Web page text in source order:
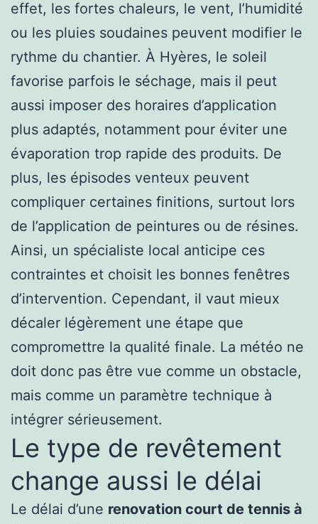
effet, les fortes chaleurs, le vent, l’humidité
ou les pluies soudaines peuvent modifier le
rythme du chantier. À Hyères, le soleil
favorise parfois le séchage, mais il peut
aussi imposer des horaires d’application
plus adaptés, notamment pour éviter une
évaporation trop rapide des produits. De
plus, les épisodes venteux peuvent
compliquer certaines finitions, surtout lors
de l’application de peintures ou de résines.
Ainsi, un spécialiste local anticipe ces
contraintes et choisit les bonnes fenêtres
d’intervention. Cependant, il vaut mieux
décaler légèrement une étape que
compromettre la qualité finale. La météo ne
doit donc pas être vue comme un obstacle,
mais comme un paramètre technique à
intégrer sérieusement.
Le type de revêtement
change aussi le délai
Le délai d’une renovation court de tennis à